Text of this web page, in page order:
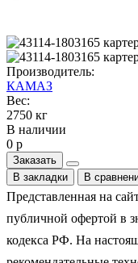
Производитель:
КАМАЗ
Вес:
2750 кг
В наличии
0 р
Заказать
В закладки
В
Представленная на
публичной офертой в
кодекса РФ. На